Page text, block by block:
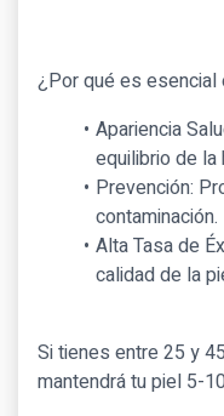
¿Por qué es esencial
Apariencia
equilibrio de la
Prevención:
contaminación.
Alta Tasa de
calidad de la
Si tienes entre 25 y
mantendrá tu piel 5-